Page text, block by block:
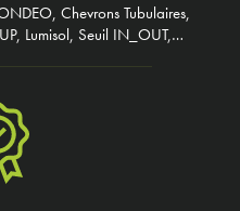
Chevrons Tubulaires,
Lumisol, Seuil IN_OUT,…